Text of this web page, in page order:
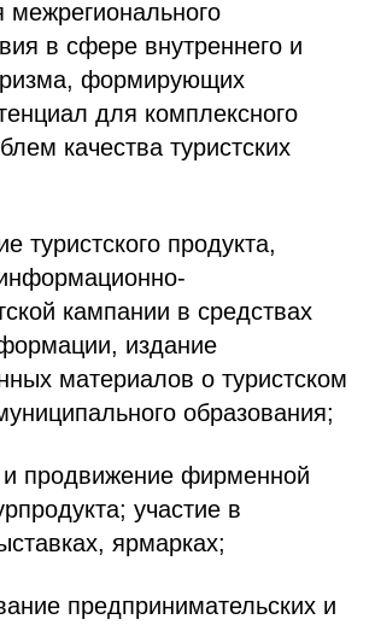
межрегионального
в сфере внутреннего и
формирующих
для комплексного
качества туристских
туристского продукта,
кампании в средствах
издание
материалов о туристском
образования;
и продвижение фирменной
участие в
ярмарках;
предпринимательских и